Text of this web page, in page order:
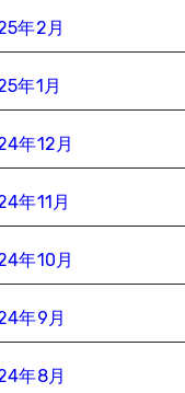
年2月
年1月
年12月
年11月
年10月
年9月
年8月